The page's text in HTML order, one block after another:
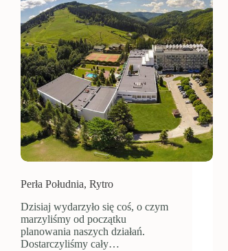
Perła Południa, Rytro
Dzisiaj wydarzyło się coś, o czym
marzyliśmy od początku
planowania naszych działań.
Dostarczyliśmy cały…